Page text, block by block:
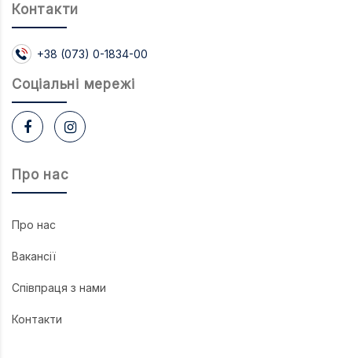
Про нас
Про нас
Вакансії
Співпраця з нами
Контакти
Контакти
+38 (073) 0-1834-00
Соцiальнi мережi